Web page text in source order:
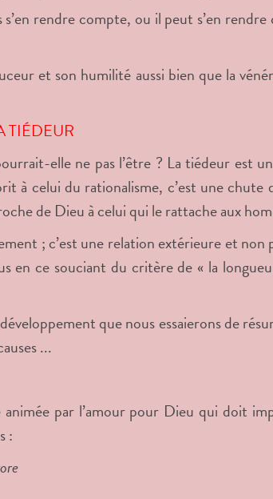
rendre compte, ou il peut s’en
et son humilité aussi bien que la
TIÉDEUR
elle ne pas l’être ? La tiédeur est
à celui du rationalisme, c’est une chute
de Dieu à celui qui le rattache aux
; c’est une relation extérieure et non
en ce souciant du critère de « la
que nous essaierons de
...
par l’amour pour Dieu qui doit
: